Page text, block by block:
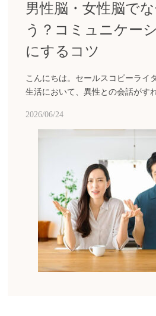
男性脳・女性脳で
う？コミュニケー
にするコツ
こんにちは。セールスコピーライ
生活において、異性との会話がす
2026/06/24